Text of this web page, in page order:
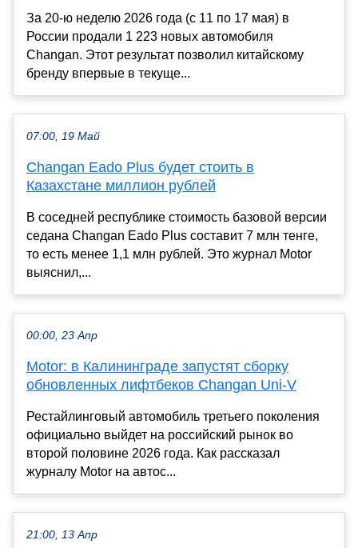
За 20-ю неделю 2026 года (с 11 по 17 мая) в
России продали 1 223 новых автомобиля
Changan. Этот результат позволил китайскому
бренду впервые в текуще...
07:00, 19 Май
Changan Eado Plus будет стоить в
Казахстане миллион рублей
В соседней республике стоимость базовой версии
седана Changan Eado Plus составит 7 млн тенге,
то есть менее 1,1 млн рублей. Это журнал Motor
выяснил,...
00:00, 23 Апр
Motor: в Калининграде запустят сборку
обновленных лифтбеков Changan Uni-V
Рестайлинговый автомобиль третьего поколения
официально выйдет на российский рынок во
второй половине 2026 года. Как рассказал
журналу Motor на автос...
21:00, 13 Апр